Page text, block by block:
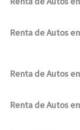
Renta de Autos
Renta de Autos
Renta de Autos